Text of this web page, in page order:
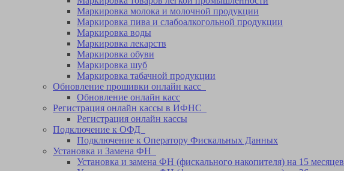
Маркировка молока и молочной продукции
Маркировка пива и слабоалкогольной продукции
Маркировка воды
Маркировка лекарств
Маркировка обуви
Маркировка шуб
Маркировка табачной продукции
Обновление прошивки онлайн касс
Обновление онлайн касс
Регистрация онлайн кассы в ИФНС
Регистрация онлайн кассы
Подключение к ОФД
Подключение к Оператору Фискальных Данных
Установка и Замена ФН
Установка и замена ФН (фискального накопителя) на 15 месяцев